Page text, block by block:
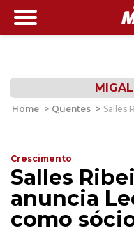
Home > Quentes > Salles
Crescimento
Salles
anuncia
como